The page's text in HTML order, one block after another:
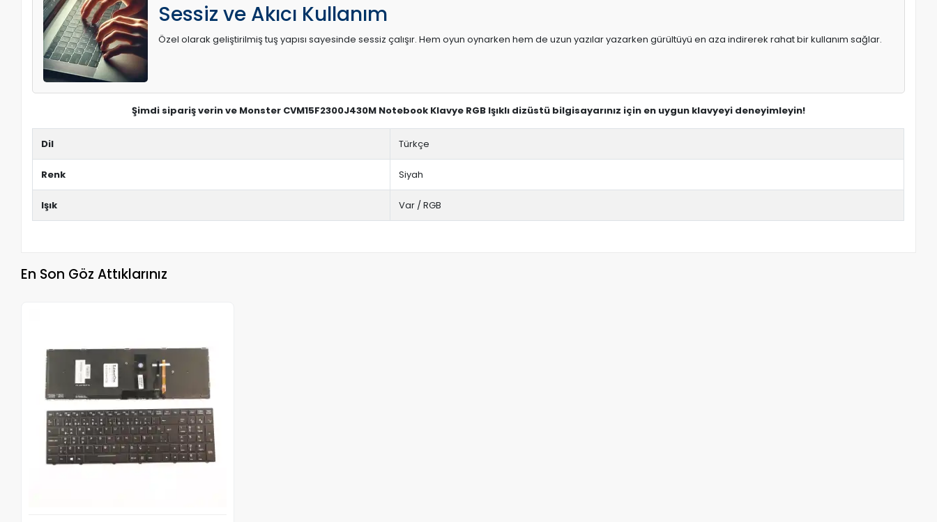
Sessiz ve Akıcı Kullanım
Özel olarak geliştirilmiş tuş yapısı sayesinde sessiz çalışır. Hem oyun oynarken hem de uzun yazılar yazarken gürültüyü en aza indirerek rahat bir kullanım sağlar.
Şimdi sipariş verin ve Monster CVM15F2300J430M Notebook Klavye RGB Işıklı dizüstü bilgisayarınız için en uygun klavyeyi deneyimleyin!
Dil Türkçe
Renk Siyah
Işık Var / RGB
En Son Göz Attıklarınız